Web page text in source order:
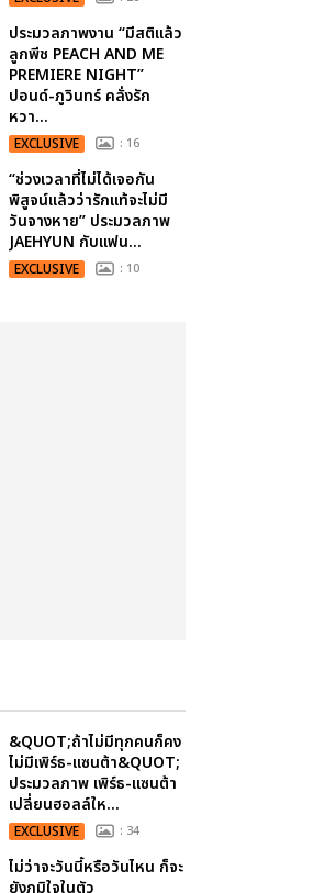
ประมวลภาพงาน “มีสติแล้ว
ลูกพีช PEACH AND ME
PREMIERE NIGHT”
ปอนด์-ภูวินทร์ คลั่งรัก
หวา...
EXCLUSIVE : 16
“ช่วงเวลาที่ไม่ได้เจอกัน
พิสูจน์แล้วว่ารักแท้จะไม่มี
วันจางหาย” ประมวลภาพ
JAEHYUN กับแฟน...
EXCLUSIVE : 10
&QUOT;ถ้าไม่มีทุกคนก็คง
ไม่มีเพิร์ธ-แซนต้า&QUOT;
ประมวลภาพ เพิร์ธ-แซนต้า
เปลี่ยนฮอลล์ให...
EXCLUSIVE : 34
ไม่ว่าจะวันนี้หรือวันไหน ก็จะ
ยังภูมิใจในตัว